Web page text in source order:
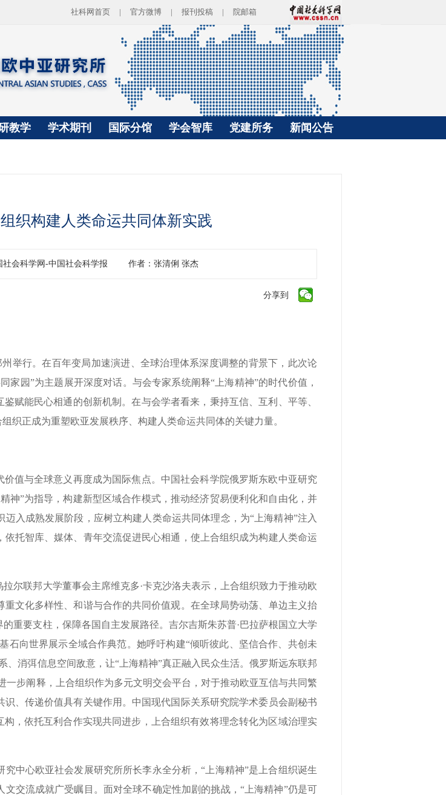
社科网首页 | 官方微博 | 报刊投稿 | 院邮箱
教学 学术期刊 国际分馆 学会智库 党建所务 新闻公告
织构建人类命运共同体新实践
社会科学网-中国社会科学报 作者：张清俐 张杰
分享到
行。在百年变局加速演进、全球治理体系深度调整的背景下，此次论
家园”为主题展开深度对话。与会专家系统阐释“上海精神”的时代价值，
赋能民心相通的创新机制。在与会学者看来，秉持互信、互利、平等、
织正成为重塑欧亚发展秩序、构建人类命运共同体的关键力量。
与全球意义再度成为国际焦点。中国社会科学院俄罗斯东欧中亚研究
神”为指导，构建新型区域合作模式，推动经济贸易便利化和自由化，并
入成熟发展阶段，应树立构建人类命运共同体理念，为“上海精神”注入
托智库、媒体、青年交流促进民心相通，使上合组织成为构建人类命运
联邦大学董事会主席维克多·卡克沙洛夫表示，上合组织致力于推动欧
文化多样性、和谐与合作的共同价值观。在全球局势动荡、单边主义抬
重要支柱，保障各国自主发展路径。吉尔吉斯朱苏普·巴拉萨根国立大学
石向世界展示全域合作典范。她呼吁构建“倾听彼此、坚信合作、共创未
消弭信息空间敌意，让“上海精神”真正融入民众生活。俄罗斯远东联邦
一步阐释，上合组织作为多元文明交会平台，对于推动欧亚互信与共同繁
、传递价值具有关键作用。中国现代国际关系研究院学术委员会副秘书
，依托互利合作实现共同进步，上合组织有效将理念转化为区域治理实
心欧亚社会发展研究所所长李永全分析，“上海精神”是上合组织诞生
交流成就广受瞩目。面对全球不确定性加剧的挑战，“上海精神”仍是可